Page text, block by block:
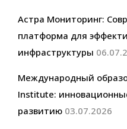
Астра Мониторинг:
платформа для
инфраструктуры
Международный
Institute:
развитию 03.07.2026